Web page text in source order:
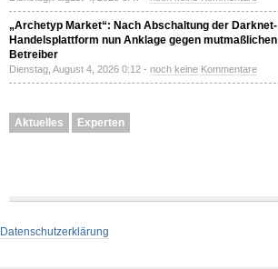
„Archetyp Market“: Nach Abschaltung der Darknet-
Handelsplattform nun Anklage gegen mutmaßlichen
Betreiber
Dienstag, August 4, 2026 0:12 - noch keine Kommentare
Aktuelles Experten
Datenschutzerklärung